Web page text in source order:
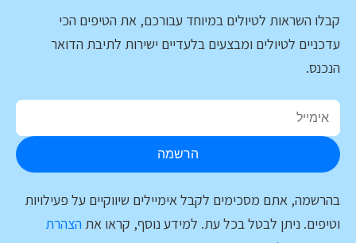
קבלו השראות לטיולים במיוחד עבורכם, את הטיפים הכי
עדכניים לטיולים ומבצעים בלעדיים ישירות לתיבת הדואר
הנכנס.
הרשמה
בהרשמה, אתם מסכימים לקבל אימיילים שיווקיים על פעילויות
וטיפים. ניתן לבטל בכל עת. למידע נוסף, קראו את הצהרת